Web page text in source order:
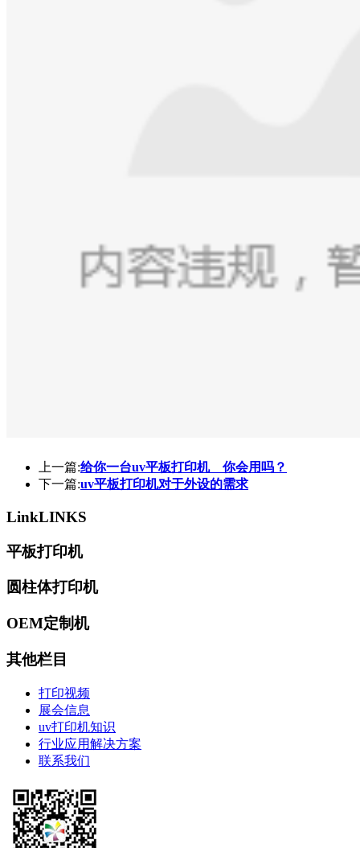
上一篇:给你一台uv平板打印机 你会用吗？
下一篇:uv平板打印机对于外设的需求
LinkLINKS
平板打印机
圆柱体打印机
OEM定制机
其他栏目
打印视频
展会信息
uv打印机知识
行业应用解决方案
联系我们